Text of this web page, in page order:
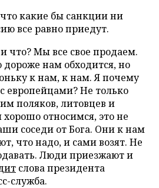
какие бы санкции ни
все равно приедут.
что? Мы все свое продаем.
нам обходится, но
к нам, к нам. Я почему
европейцами? Не только
поляков, литовцев и
относимся, это не
соседи от Бога. Они к нам
что надо, и сами возят. Не
Люди приезжают и
слова президента
служба.